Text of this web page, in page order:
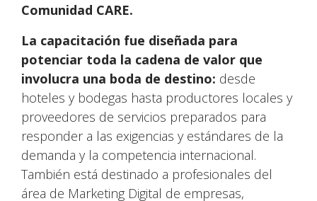
Comunidad CARE.
La capacitación fue diseñada para
potenciar toda la cadena de valor que
involucra una boda de destino: desde
hoteles y bodegas hasta productores locales y
proveedores de servicios preparados para
responder a las exigencias y estándares de la
demanda y la competencia internacional.
También está destinado a profesionales del
área de Marketing Digital de empresas,